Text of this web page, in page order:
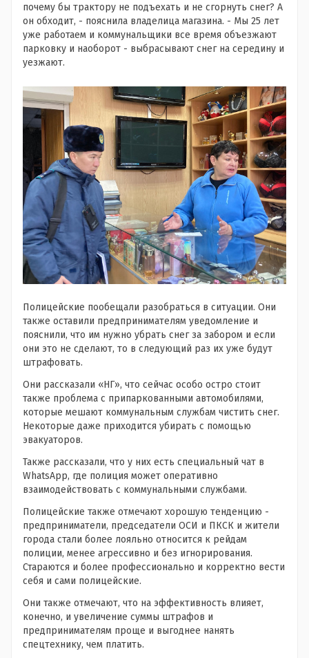
почему бы трактору не подъехать и не сгорнуть снег? А
он обходит, - пояснила владелица магазина. - Мы 25 лет
уже работаем и коммунальщики все время объезжают
парковку и наоборот - выбрасывают снег на середину и
уезжают.
Полицейские пообещали разобраться в ситуации. Они
также оставили предпринимателям уведомление и
пояснили, что им нужно убрать снег за забором и если
они это не сделают, то в следующий раз их уже будут
штрафовать.
Они рассказали «НГ», что сейчас особо остро стоит
также проблема с припаркованными автомобилями,
которые мешают коммунальным службам чистить снег.
Некоторые даже приходится убирать с помощью
эвакуаторов.
Также рассказали, что у них есть специальный чат в
WhatsApp, где полиция может оперативно
взаимодействовать с коммунальными службами.
Полицейские также отмечают хорошую тенденцию -
предприниматели, председатели ОСИ и ПКСК и жители
города стали более лояльно относится к рейдам
полиции, менее агрессивно и без игнорирования.
Стараются и более профессионально и корректно вести
себя и сами полицейские.
Они также отмечают, что на эффективность влияет,
конечно, и увеличение суммы штрафов и
предпринимателям проще и выгоднее нанять
спецтехнику, чем платить.